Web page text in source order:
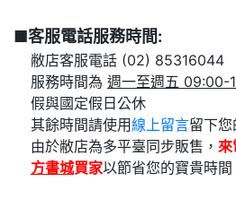
■客服電話服務時間:
敝店客服電話 (02) 85316044
服務時間為 週一至週五 09:00-
假與國定假日公休
其餘時間請使用線上留言
由於敝店為多平臺同步販售，
方書城買家以節省您的寶貴時間